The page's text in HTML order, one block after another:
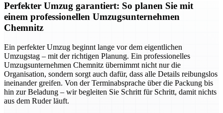
Perfekter Umzug garantiert: So planen Sie mit
einem professionellen Umzugsunternehmen
Chemnitz
Ein perfekter Umzug beginnt lange vor dem eigentlichen
Umzugstag – mit der richtigen Planung. Ein professionelles
Umzugsunternehmen Chemnitz übernimmt nicht nur die
Organisation, sondern sorgt auch dafür, dass alle Details reibungslos
ineinander greifen. Von der Terminabsprache über die Packung bis
hin zur Beladung – wir begleiten Sie Schritt für Schritt, damit nichts
aus dem Ruder läuft.